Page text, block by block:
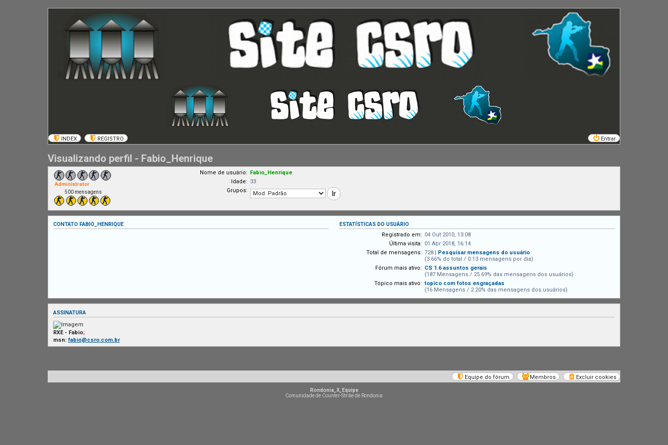
INDEX REGISTRO Entrar
Visualizando perfil - Fabio_Henrique
500 mensagens
Nome de usuário: Fabio_Henrique
Idade: 33
Grupos:
CONTATO FABIO_HENRIQUE
ESTATÍSTICAS DO USUÁRIO
Registrado em: 04 Out 2010, 13:08
Última visita: 01 Abr 2018, 16:14
Total de mensagens: 728 |
Pesquisar mensagens do usuário
(3.66% do total / 0.13 mensagens por dia)
Fórum mais ativo: CS 1.6 assuntos gerais
(187 Mensagens / 25.69% das mensagens dos usuários)
Tópico mais ativo: topico com fotos engraçadas
(16 Mensagens / 2.20% das mensagens dos usuários)
ASSINATURA
RXE - Fabio;
msn: fabio@csro.com.br
Excluir cookies
Membros
Equipe do fórum
Rondonia_X_Equipe
Comunidade de Counter-Strike de Rondonia